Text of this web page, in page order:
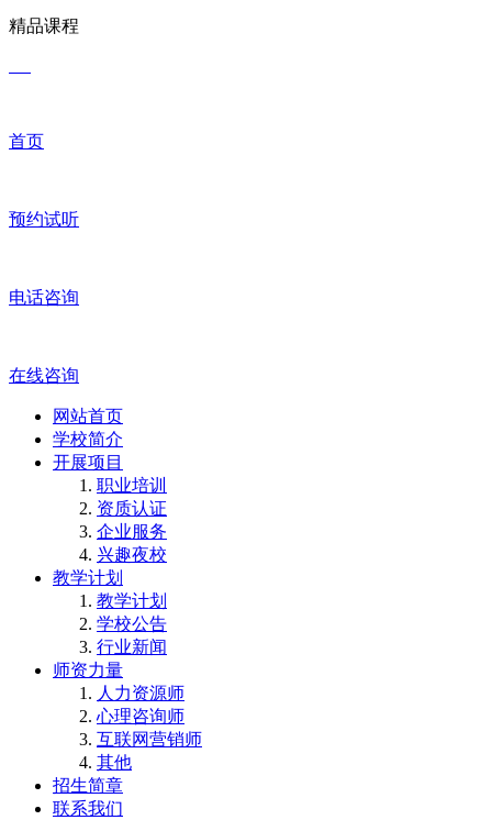
精品课程
首页
预约试听
电话咨询
在线咨询
网站首页
学校简介
开展项目
职业培训
资质认证
企业服务
兴趣夜校
教学计划
教学计划
学校公告
行业新闻
师资力量
人力资源师
心理咨询师
互联网营销师
其他
招生简章
联系我们